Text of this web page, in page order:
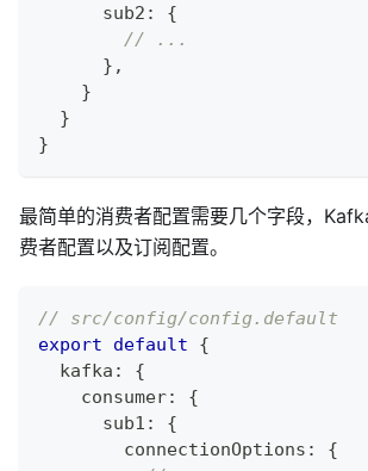
      sub2
:
{
// ...
} ,
}
}
}
最简单的消费者配置需要几个字段，
费者配置以及订阅配置。
// src/config/config.default
export
default
{
  kafka
:
{
    consumer
:
{
      sub1
:
{
        connectionOptions
:
{